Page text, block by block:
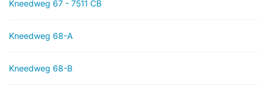
Kneedweg 67 - 7511 CB
Kneedweg 68-A
Kneedweg 68-B